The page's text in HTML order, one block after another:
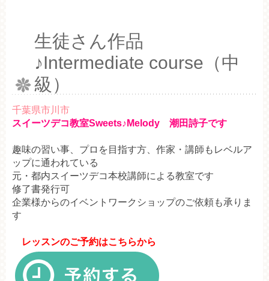
生徒さん作品
♪Intermediate course（中
級）
千葉県市川市
スイーツデコ教室Sweets♪Melody 潮田詩子です
趣味の習い事、プロを目指す方、作家・講師もレベルア
ップに通われている
元・都内スイーツデコ本校講師による教室です
修了書発行可
企業様からのイベントワークショップのご依頼も承りま
す
レッスンのご予約はこちらから